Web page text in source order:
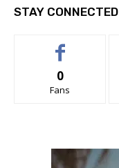
STAY CONNECTED
0
Fans